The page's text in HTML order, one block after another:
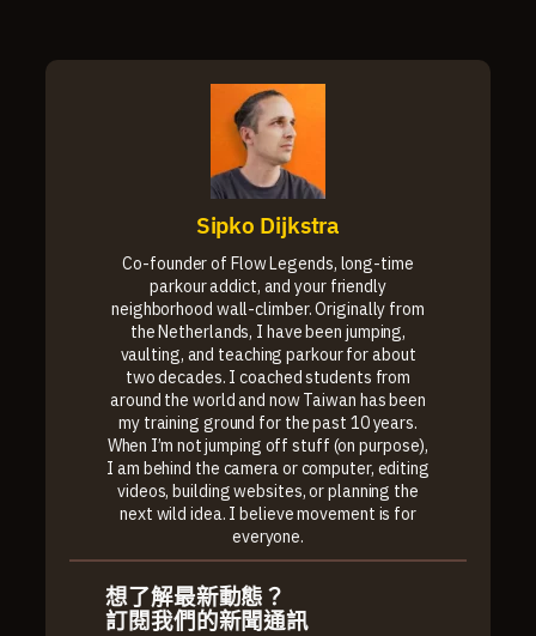
Sipko Dijkstra
Co-founder of Flow Legends, long-time
parkour addict, and your friendly
neighborhood wall-climber. Originally from
the Netherlands, I have been jumping,
vaulting, and teaching parkour for about
two decades. I coached students from
around the world and now Taiwan has been
my training ground for the past 10 years.
When I’m not jumping off stuff (on purpose),
I am behind the camera or computer, editing
videos, building websites, or planning the
next wild idea. I believe movement is for
everyone.
想了解最新動態？
訂閱我們的新聞通訊